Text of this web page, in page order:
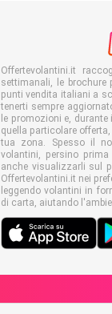
Offertevolantini.it
settimanali, le brochure
punti vendita italiani a
tenerti sempre
le promozioni e,
quella particolare
tua zona. Spesso il
volantini, persino
anche visualizzarli sul
Offertevolantini.it nei
leggendo volantini in
di carta, aiutando